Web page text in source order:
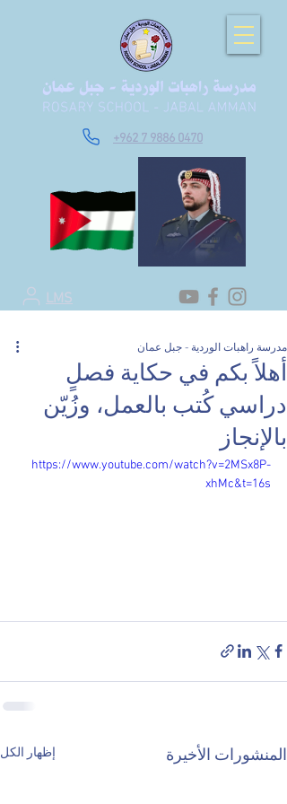
+962 7 9886 0470
LMS
أهلاً بكم في حكاية فصلٍ
دراسي كُتب بالعمل، وزُيّن
بالإنجاز
مدرسة راهبات الوردية - جبل عمان
https://www.youtube.com/watch?v=2MSx8P-
xhMc&t=16s
المنشورات الأخيرة إظهار الكل